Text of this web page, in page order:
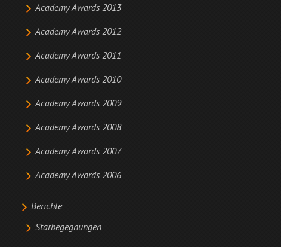
Academy Awards 2013
Academy Awards 2012
Academy Awards 2011
Academy Awards 2010
Academy Awards 2009
Academy Awards 2008
Academy Awards 2007
Academy Awards 2006
Berichte
Starbegegnungen